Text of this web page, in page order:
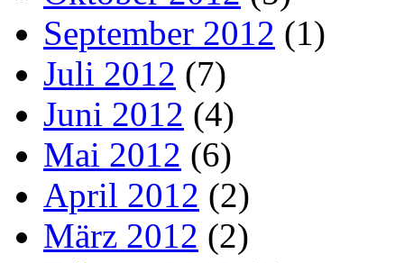
September 2012 (1)
Juli 2012 (7)
Juni 2012 (4)
Mai 2012 (6)
April 2012 (2)
März 2012 (2)